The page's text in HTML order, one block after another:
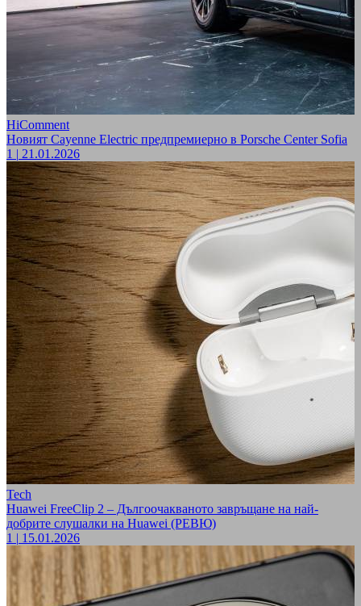
HiComment
Новият Cayenne Electric предпремиерно в Porsche Center Sofia
1 | 21.01.2026
Tech
Huawei FreeClip 2 – Дългоочакваното завръщане на най-
добрите слушалки на Huawei (РЕВЮ)
1 | 15.01.2026